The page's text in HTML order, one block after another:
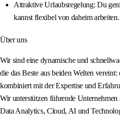
Attraktive Urlaubsregelung: Du
kannst flexibel von daheim arbeiten.
Über uns
Wir sind eine dynamische und
die das Beste aus beiden Welten
kombiniert mit der Expertise und
Wir unterstützen führende
Data Analytics, Cloud, AI und